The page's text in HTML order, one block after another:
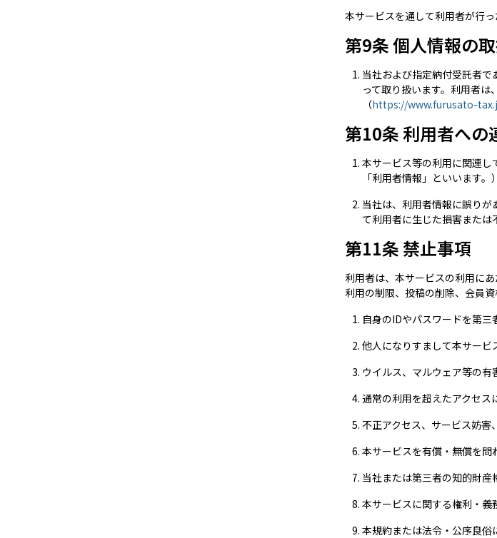
本サービスを通して利用者が行
第9条 個人情報の
当社および指定納付受託者
って取り扱います。利用者
（https://www.furusato-
第10条 利用者への
本サービス等の利用に関連
「利用者情報」といいます
当社は、利用者情報に誤り
て利用者に生じた損害または
第11条 禁止事項
利用者は、本サービスの利用に
利用の制限、投稿の削除、会員
自身のIDやパスワードを第
他人になりすまして本サービ
ウイルス、マルウェア等の
通常の利用を超えたアクセ
不正アクセス、サービス妨害
本サービスを有償・無償を
当社または第三者の知的財
本サービスに関する権利・
本規約または法令・公序良